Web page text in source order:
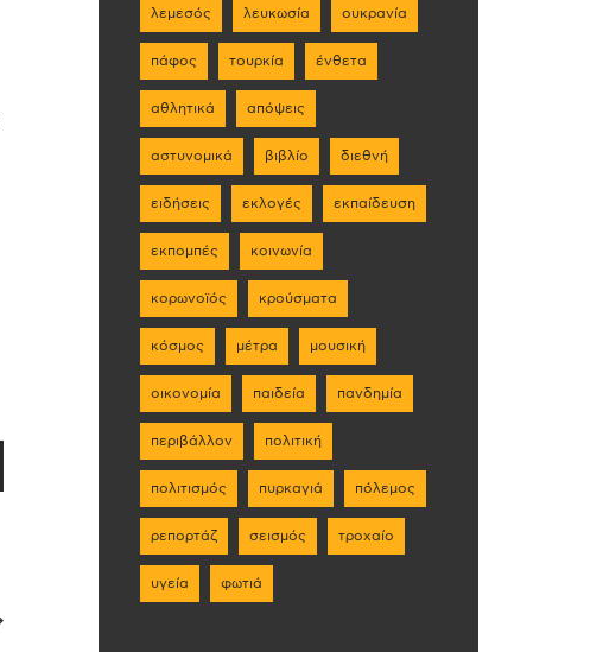
λεμεσός λευκωσία ουκρανία
πάφος τουρκία ένθετα
αθλητικά απόψεις
αστυνομικά βιβλίο διεθνή
ειδήσεις εκλογές εκπαίδευση
εκπομπές κοινωνία
κορωνοϊός κρούσματα
κόσμος μέτρα μουσική
οικονομία παιδεία πανδημία
περιβάλλον πολιτική
πολιτισμός πυρκαγιά πόλεμος
ρεπορτάζ σεισμός τροχαίο
υγεία φωτιά